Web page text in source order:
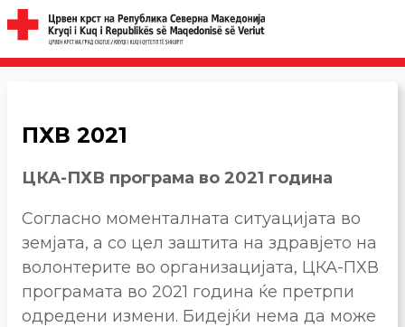
ПХВ 2021
ЦКА-ПХВ програма во 2021 година
Согласно моменталната ситуацијата во
земјата, а со цел заштита на здравјето на
волонтерите во организацијата, ЦКА-ПХВ
програмата во 2021 година ќе претрпи
одредени измени. Бидејќи нема да може